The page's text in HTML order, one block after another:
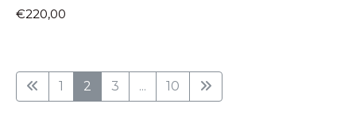
€220,00
1 2 3 ... 10